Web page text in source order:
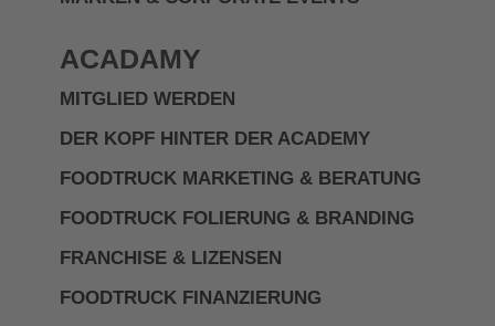
ACADAMY
MITGLIED WERDEN
DER KOPF HINTER DER ACADEMY
FOODTRUCK MARKETING & BERATUNG
FOODTRUCK FOLIERUNG & BRANDING
FRANCHISE & LIZENSEN
FOODTRUCK FINANZIERUNG